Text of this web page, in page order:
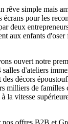
rêve simple mais
écrans pour les
deux
aux enfants
ouvert notre
d'ateliers
décors
milliers de familles
la vitesse
offres B2B et